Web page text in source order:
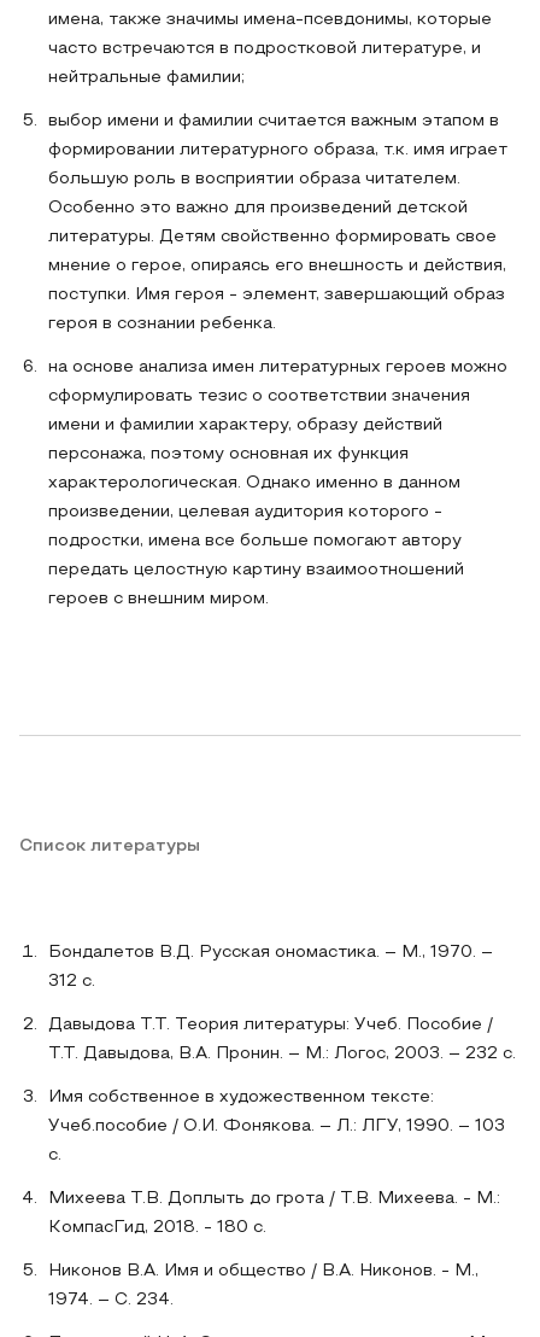
имена, также значимы имена-псевдонимы, которые
часто встречаются в подростковой литературе, и
нейтральные фамилии;
выбор имени и фамилии считается важным этапом в
формировании литературного образа, т.к. имя играет
большую роль в восприятии образа читателем.
Особенно это важно для произведений детской
литературы. Детям свойственно формировать свое
мнение о герое, опираясь его внешность и действия,
поступки. Имя героя - элемент, завершающий образ
героя в сознании ребенка.
на основе анализа имен литературных героев можно
сформулировать тезис о соответствии значения
имени и фамилии характеру, образу действий
персонажа, поэтому основная их функция
характерологическая. Однако именно в данном
произведении, целевая аудитория которого -
подростки, имена все больше помогают автору
передать целостную картину взаимоотношений
героев с внешним миром.
Список литературы
Бондалетов В.Д. Русская ономастика. – М., 1970. –
312 с.
Давыдова Т.Т. Теория литературы: Учеб. Пособие /
Т.Т. Давыдова, В.А. Пронин. – М.: Логос, 2003. – 232 с.
Имя собственное в художественном тексте:
Учеб.пособие / О.И. Фонякова. – Л.: ЛГУ, 1990. – 103
с.
Михеева Т.В. Доплыть до грота / Т.В. Михеева. - М.:
КомпасГид, 2018. - 180 с.
Никонов В.А. Имя и общество / В.А. Никонов. - М.,
1974. – C. 234.